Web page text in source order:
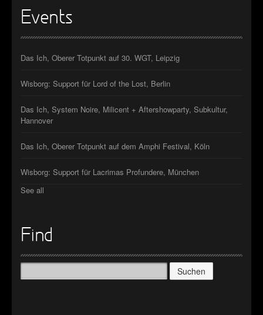
Events
Das Ich, Oberer Totpunkt auf 30. WGT, Leipzig
Wisborg: Support für Lord of the Lost, Berlin
Das Ich, System Noire, Milicent + Aftershowparty, Subkultur,
Hannover
Das Ich, Oberer Totpunkt auf dem Amphi Festival, Köln
Wisborg: Support für Lacrimas Profundere, München
See all
Find
Suchen
nach: